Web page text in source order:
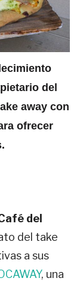
del
away con
ofrecer
del
del take
a sus
, una